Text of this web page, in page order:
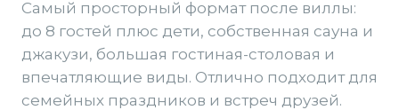
Самый просторный формат после виллы:
до 8 гостей плюс дети, собственная сауна и
джакузи, большая гостиная-столовая и
впечатляющие виды. Отлично подходит для
семейных праздников и встреч друзей.